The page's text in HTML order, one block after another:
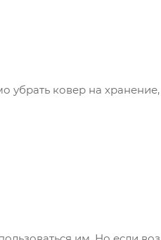
убрать ковер на